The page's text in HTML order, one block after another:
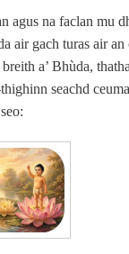
agus na faclan mu
air gach turas air an
a’ Bhùda,
seachd